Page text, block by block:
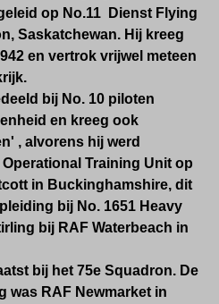
op No.11 Dienst Flying
Saskatchewan. Hij kreeg
en vertrok vrijwel meteen
bij No. 10 piloten
en kreeg ook
, alvorens hij werd
Operational Training Unit op
in Buckinghamshire, dit
bij No. 1651 Heavy
bij RAF Waterbeach in
bij het 75e Squadron. De
was RAF Newmarket in